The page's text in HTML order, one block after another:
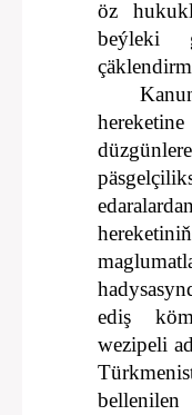
öz
beýleki
ediş
wezipeli